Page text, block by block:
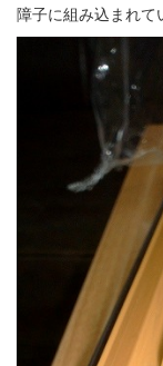
障子に組み込まれて